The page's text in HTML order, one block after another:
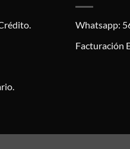
Whatsapp:
Facturación